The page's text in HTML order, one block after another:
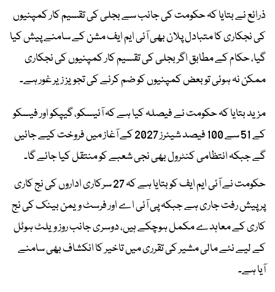
ذرائع نے بتایا کہ حکومت کی جانب سے بجلی کی تقسیم کار کمپنیوں
کی نجکاری کا متبادل پلان بھی آئی ایم ایف مشن کے سامنے پیش کیا
گیا، حکام کے مطابق اگر بجلی کی تقسیم کار کمپنیوں کی نجکاری
ممکن نہ ہوئی تو بعض کمپنیوں کو ضم کرنے کی تجویز زیر غور ہے۔
مزید بتایا کہ حکومت نے فیصلہ کیا ہے کہ آئیسکو، گیپکو اور فیسکو
کے 51 سے 100 فیصد شیئرز 2027 کے آغاز میں فروخت کیے جائیں
گے جبکہ انتظامی کنٹرول بھی نجی شعبے کو منتقل کیا جائے گا۔
حکومت نے آئی ایم ایف کو بتایا ہے کہ 27 سرکاری اداروں کی نج کاری
پر پیش رفت جاری ہے جبکہ پی آئی اے اور فرسٹ ویمن بینک کی نج
کاری کے معاہدے مکمل ہوچکے ہیں، دوسری جانب روز ویلٹ ہوٹل
کے لیے نئے مالی مشیر کی تقرری میں تاخیر کا انکشاف بھی سامنے
آیا ہے۔